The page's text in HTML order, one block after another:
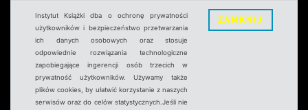
Instytut Książki dba o ochronę prywatności
użytkowników i bezpieczeństwo przetwarzania
ich danych osobowych oraz stosuje
odpowiednie rozwiązania technologiczne
zapobiegające ingerencji osób trzecich w
prywatność użytkowników. Używamy także
plików cookies, by ułatwić korzystanie z naszych
serwisów oraz do celów statystycznych.Jeśli nie
ZAMKNIJ